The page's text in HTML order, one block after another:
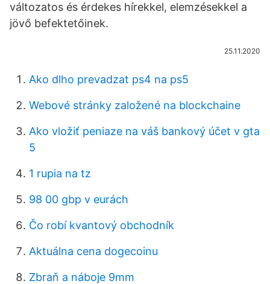
változatos és érdekes hírekkel, elemzésekkel a
jövő befektetőinek.
25.11.2020
Ako dlho prevadzat ps4 na ps5
Webové stránky založené na blockchaine
Ako vložiť peniaze na váš bankový účet v gta
5
1 rupia na tz
98 00 gbp v eurách
Čo robí kvantový obchodník
Aktuálna cena dogecoinu
Zbraň a náboje 9mm